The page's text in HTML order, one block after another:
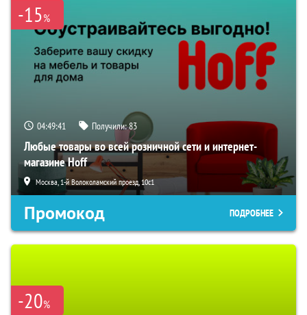
-15%
04:49:40 Получили:83
Любые товары во всей розничной сети и интернет-
магазине Hoff
Москва, 1-й Волоколамский проезд, 10с1
Промокод ПОДРОБНЕЕ
-20%